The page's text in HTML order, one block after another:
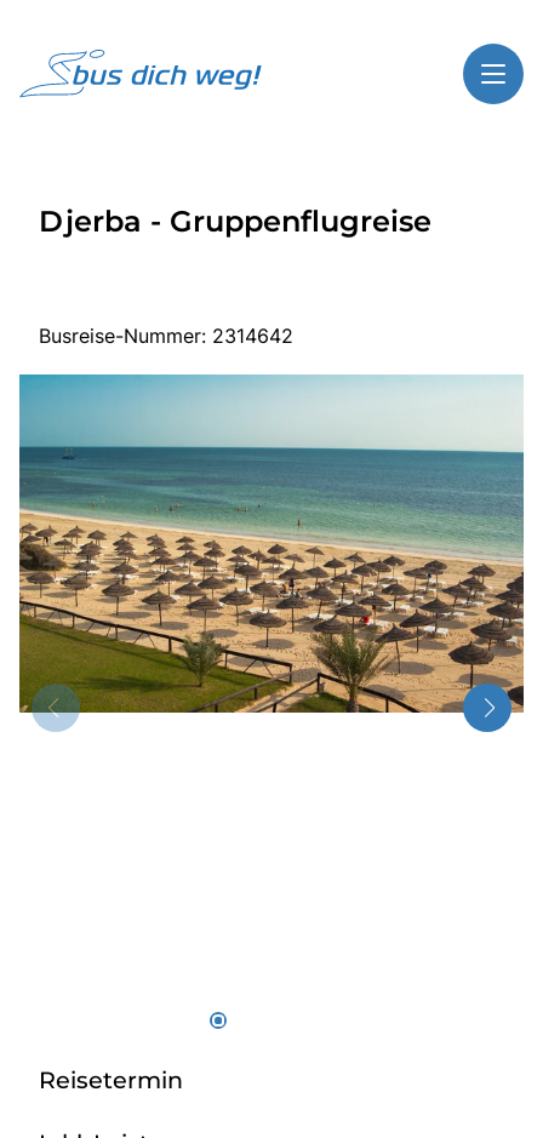
Highlights
Busreisen
Bus mieten
Über Bus dich weg!
Radio
Sie befinden sich in:
Deutschland
Djerba - Gruppenflugreise
Busreise-Nummer: 2314642
Reisetermin